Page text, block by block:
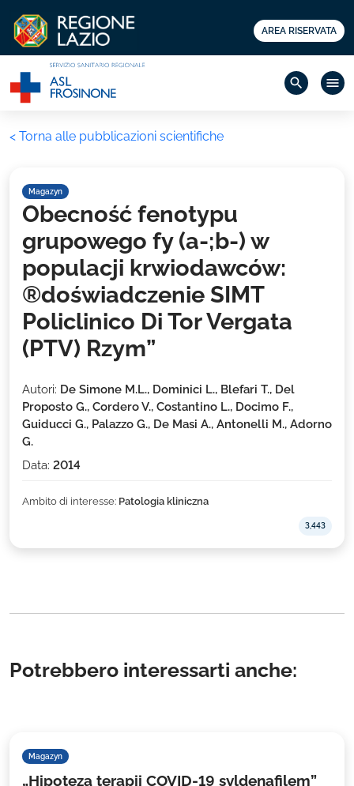
AREA RISERVATA
search menu
< Torna alle pubblicazioni scientifiche
Magazyn
3,443
Obecność fenotypu
grupowego fy (a-;b-) w
populacji krwiodawców:
®doświadczenie SIMT
Policlinico Di Tor Vergata
(PTV) Rzym”
Autori: De Simone M.L., Dominici L., Blefari T., Del
Proposto G., Cordero V., Costantino L., Docimo F.,
Guiducci G., Palazzo G., De Masi A., Antonelli M., Adorno
G.
Data: 2014
Ambito di interesse: Patologia kliniczna
Potrebbero interessarti anche:
Magazyn
„Hipoteza terapii COVID-19 syldenafilem”